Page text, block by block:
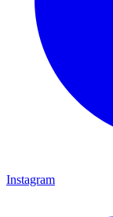
Instagram